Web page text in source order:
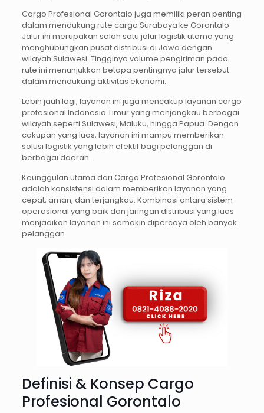
Cargo Profesional Gorontalo juga memiliki peran penting
dalam mendukung rute cargo Surabaya ke Gorontalo.
Jalur ini merupakan salah satu jalur logistik utama yang
menghubungkan pusat distribusi di Jawa dengan
wilayah Sulawesi. Tingginya volume pengiriman pada
rute ini menunjukkan betapa pentingnya jalur tersebut
dalam mendukung aktivitas ekonomi.
Lebih jauh lagi, layanan ini juga mencakup layanan cargo
profesional Indonesia Timur yang menjangkau berbagai
wilayah seperti Sulawesi, Maluku, hingga Papua. Dengan
cakupan yang luas, layanan ini mampu memberikan
solusi logistik yang lebih efektif bagi pelanggan di
berbagai daerah.
Keunggulan utama dari Cargo Profesional Gorontalo
adalah konsistensi dalam memberikan layanan yang
cepat, aman, dan terjangkau. Kombinasi antara sistem
operasional yang baik dan jaringan distribusi yang luas
menjadikan layanan ini semakin dipercaya oleh banyak
pelanggan.
Definisi & Konsep Cargo
Profesional Gorontalo